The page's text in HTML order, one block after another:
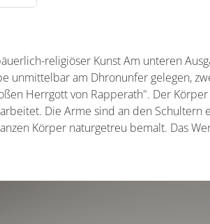
religiöser Kunst Am unteren
unmittelbar am Dhronunfer gelegen,
Herrgott von Rapperath". Der
Die Arme sind an den
Körper naturgetreu bemalt. Das